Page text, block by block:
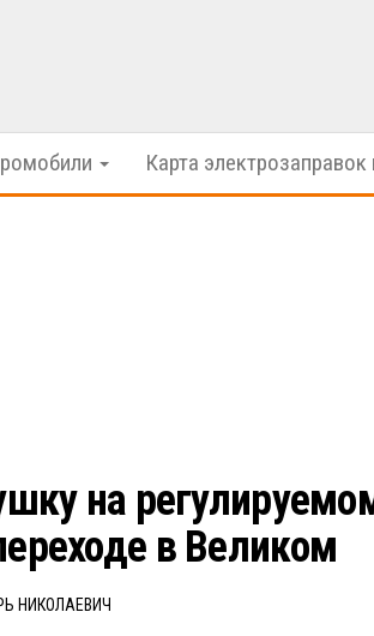
Карта электрозаправок
на
в Великом
НИКОЛАЕВИЧ